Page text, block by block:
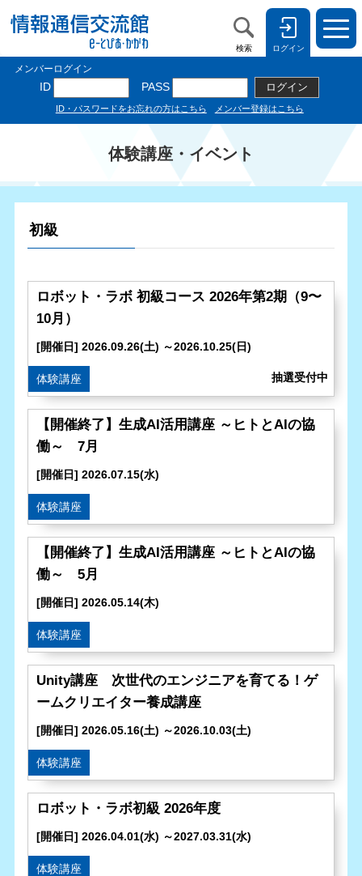
検索 ログイン
体験講座・イベント
初級
ロボット・ラボ 初級コース 2026年第2期（9〜
10月）
[開催日] 2026.09.26(土) ～2026.10.25(日)
体験講座
【開催終了】生成AI活用講座 ～ヒトとAIの協
働～ 7月
[開催日] 2026.07.15(水)
体験講座
【開催終了】生成AI活用講座 ～ヒトとAIの協
働～ 5月
[開催日] 2026.05.14(木)
体験講座
Unity講座 次世代のエンジニアを育てる！ゲ
ームクリエイター養成講座
[開催日] 2026.05.16(土) ～2026.10.03(土)
体験講座
ロボット・ラボ初級 2026年度
[開催日] 2026.04.01(水) ～2027.03.31(水)
体験講座